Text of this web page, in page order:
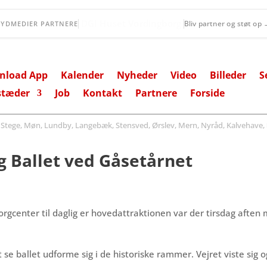
PARTNERE Bliv partner og støt op
App Kalender Nyheder Video Billeder
Job Kontakt Partnere Forside
Møn, Lundby, Langebæk, Stensved, Ørslev, Mern, Nyråd, Kalvehave,
Ballet ved Gåsetårnet
til daglig er hovedattraktionen var der tirsdag aften
ballet udforme sig i de historiske rammer. Vejret viste sig